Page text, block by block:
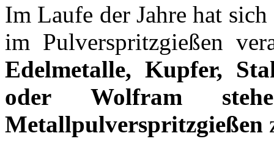
Im Laufe der Jahre hat
im Pulverspritzgießen
Edelmetalle, Kupfer,
oder Wolfram
Metallpulverspritzgießen